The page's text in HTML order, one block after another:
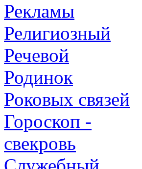
Рекламы
Религиозный
Речевой
Родинок
Роковых связей
Гороскоп -
свекровь